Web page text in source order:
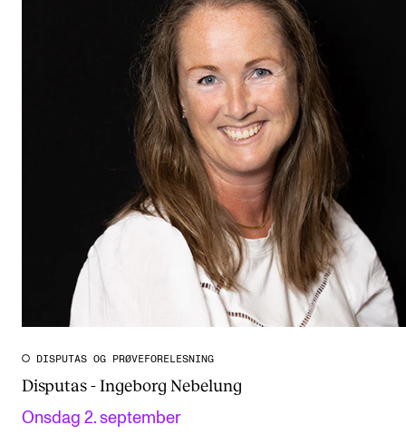
DISPUTAS OG PRØVEFORELESNING
Disputas - Ingeborg Nebelung
Onsdag 2. september